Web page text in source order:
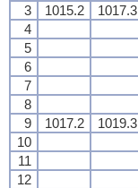
3
1015.2 1017.3
4
5
6
7
8
9
1017.2 1019.3
10
11
12